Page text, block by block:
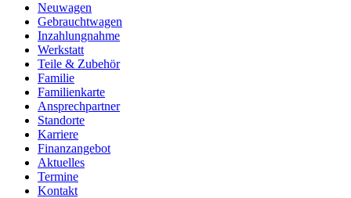
Neuwagen
Gebrauchtwagen
Inzahlungnahme
Werkstatt
Teile & Zubehör
Familie
Familienkarte
Ansprechpartner
Standorte
Karriere
Finanzangebot
Aktuelles
Termine
Kontakt